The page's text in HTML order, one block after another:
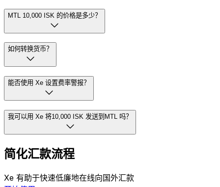
MTL 10,000 ISK 的价格是多少？
如何转换货币？
能否使用 Xe 设置费率警报？
我可以用 Xe 将10,000 ISK 发送到MTL 吗？
简化汇款流程
Xe 有助于快速低廉地在线向国外汇款